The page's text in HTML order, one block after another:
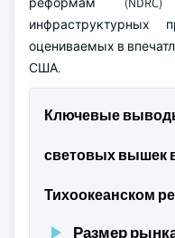
оцениваемых в
США.
Ключевые
световых вышек
Тихоокеанском
Размер